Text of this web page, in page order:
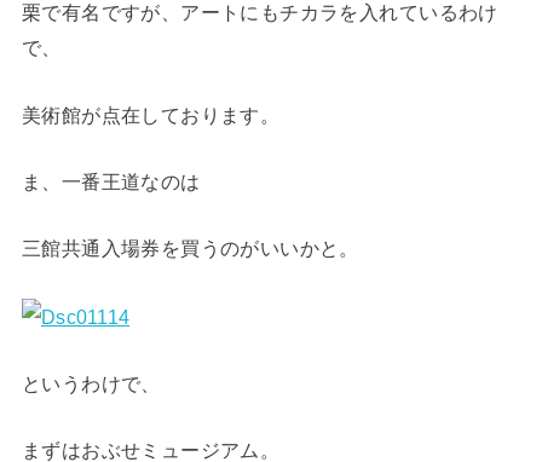
栗で有名ですが、アートにもチカラを入れているわけ
で、
美術館が点在しております。
ま、一番王道なのは
三館共通入場券を買うのがいいかと。
というわけで、
まずはおぶせミュージアム。